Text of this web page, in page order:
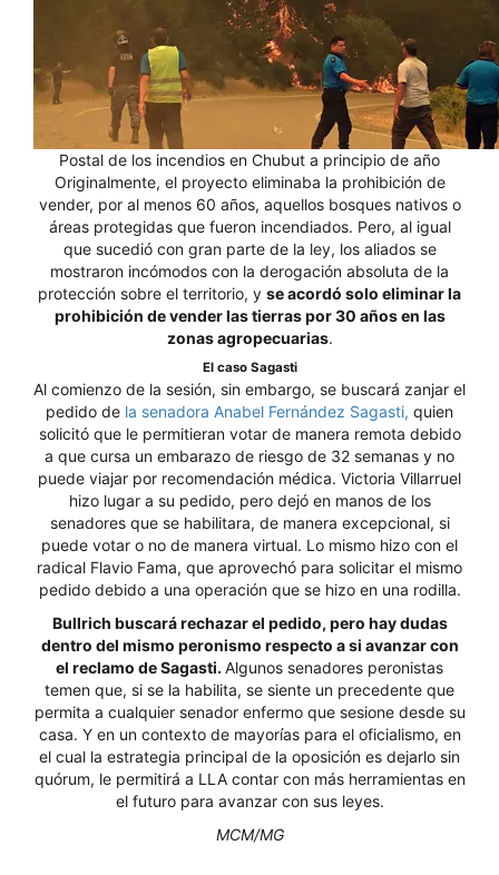
Postal de los incendios en Chubut a principio de año
Originalmente, el proyecto eliminaba la prohibición de
vender, por al menos 60 años, aquellos bosques nativos o
áreas protegidas que fueron incendiados. Pero, al igual
que sucedió con gran parte de la ley, los aliados se
mostraron incómodos con la derogación absoluta de la
protección sobre el territorio, y se acordó solo eliminar la
prohibición de vender las tierras por 30 años en las
zonas agropecuarias.
El caso Sagasti
Al comienzo de la sesión, sin embargo, se buscará zanjar el
pedido de la senadora Anabel Fernández Sagasti, quien
solicitó que le permitieran votar de manera remota debido
a que cursa un embarazo de riesgo de 32 semanas y no
puede viajar por recomendación médica. Victoria Villarruel
hizo lugar a su pedido, pero dejó en manos de los
senadores que se habilitara, de manera excepcional, si
puede votar o no de manera virtual. Lo mismo hizo con el
radical Flavio Fama, que aprovechó para solicitar el mismo
pedido debido a una operación que se hizo en una rodilla.
Bullrich buscará rechazar el pedido, pero hay dudas
dentro del mismo peronismo respecto a si avanzar con
el reclamo de Sagasti. Algunos senadores peronistas
temen que, si se la habilita, se siente un precedente que
permita a cualquier senador enfermo que sesione desde su
casa. Y en un contexto de mayorías para el oficialismo, en
el cual la estrategia principal de la oposición es dejarlo sin
quórum, le permitirá a LLA contar con más herramientas en
el futuro para avanzar con sus leyes.
MCM/MG